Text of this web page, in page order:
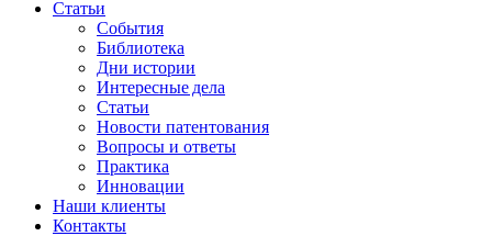
Статьи
События
Библиотека
Дни истории
Интересные дела
Статьи
Новости патентования
Вопросы и ответы
Практика
Инновации
Наши клиенты
Контакты